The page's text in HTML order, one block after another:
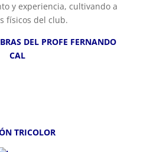
y experiencia, cultivando a
físicos del club.
DEL PROFE FERNANDO
CAL
TRICOLOR